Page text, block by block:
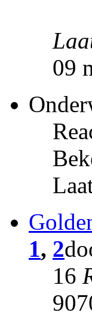
09
1, 2
16